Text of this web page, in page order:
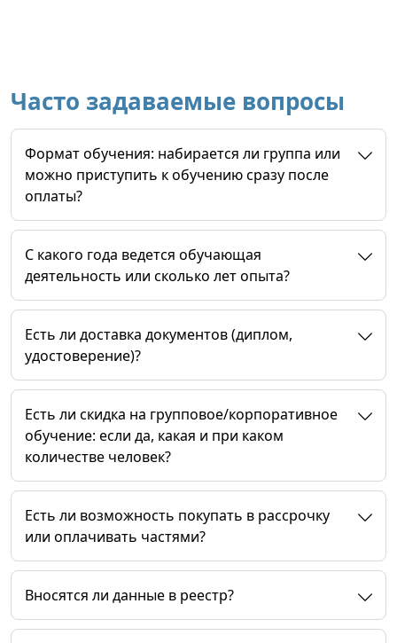
Часто задаваемые вопросы
Формат обучения: набирается ли группа или
можно приступить к обучению сразу после
оплаты?
C какого года ведется обучающая
деятельность или сколько лет опыта?
Есть ли доставка документов (диплом,
удостоверение)?
Есть ли скидка на групповое/корпоративное
обучение: если да, какая и при каком
количестве человек?
Есть ли возможность покупать в рассрочку
или оплачивать частями?
Вносятся ли данные в реестр?